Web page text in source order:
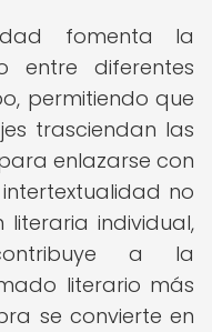
fomenta la
entre diferentes
permitiendo que
trasciendan las
enlazarse con
no
individual,
a la
literario más
se convierte en